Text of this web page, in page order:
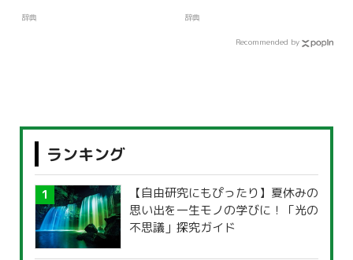
辞典 辞典
Recommended by
ランキング
【自由研究にもぴったり】夏休みの
思い出を一生モノの学びに！「光の
不思議」探究ガイド